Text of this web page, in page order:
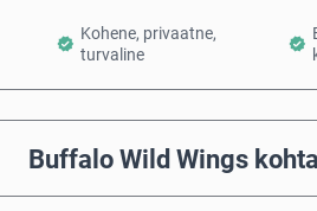
Kohene, privaatne,
turvaline
Buffalo Wild Wings kohta